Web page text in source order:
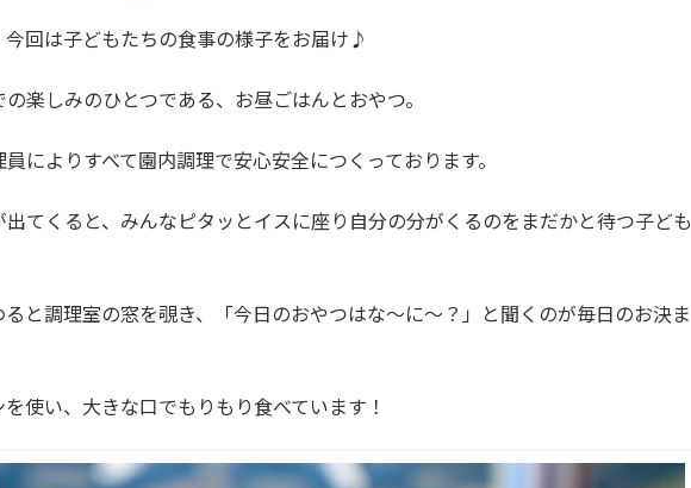
今回は子どもたちの食事の様子をお届け♪
楽しみのひとつである、お昼ごはんとおやつ。
によりすべて園内調理で安心安全につくっております。
てくると、みんなピタッとイスに座り自分の分がくるのをまだかと待つ子ども
と調理室の窓を覗き、「今日のおやつはな～に～？」と聞くのが毎日のお決ま
使い、大きな口でもりもり食べています！